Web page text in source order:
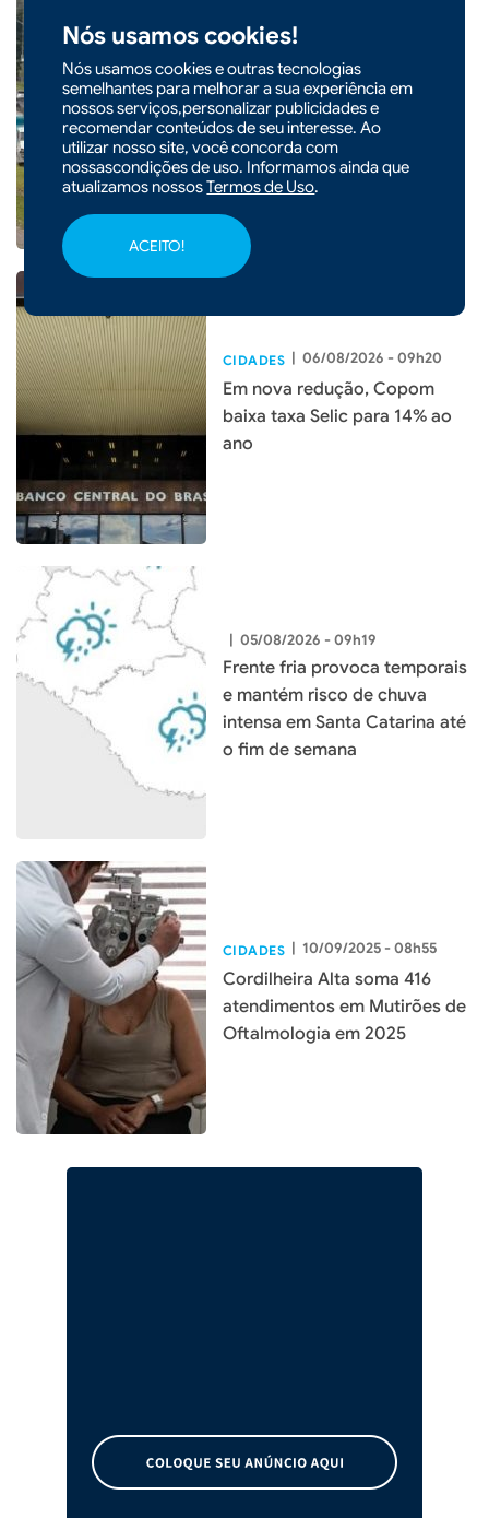
Nós usamos cookies!
Nós usamos cookies e outras tecnologias
semelhantes para melhorar a sua experiência em
nossos serviços,personalizar publicidades e
recomendar conteúdos de seu interesse. Ao
utilizar nosso site, você concorda com
nossascondições de uso. Informamos ainda que
atualizamos nossosTermos de Uso.
ACEITO!
| 06/08/2026 - 09h21
Lei garante frete mínimo no
transporte de cargas; saiba o
que muda
CIDADES | 06/08/2026 - 09h20
Em nova redução, Copom
baixa taxa Selic para 14% ao
ano
| 05/08/2026 - 09h19
Frente fria provoca temporais
e mantém risco de chuva
intensa em Santa Catarina até
o fim de semana
CIDADES | 10/09/2025 - 08h55
Cordilheira Alta soma 416
atendimentos em Mutirões de
Oftalmologia em 2025